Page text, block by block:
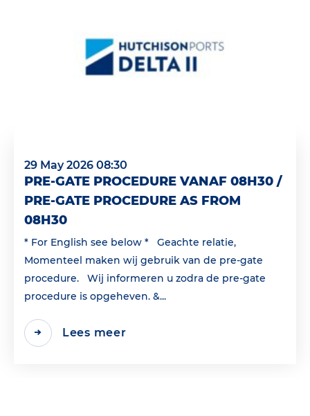
29 May 2026 08:30
PRE-GATE PROCEDURE VANAF 08H30 /
PRE-GATE PROCEDURE AS FROM
08H30
* For English see below * Geachte relatie,
Momenteel maken wij gebruik van de pre-gate
procedure. Wij informeren u zodra de pre-gate
procedure is opgeheven. &...
Lees meer